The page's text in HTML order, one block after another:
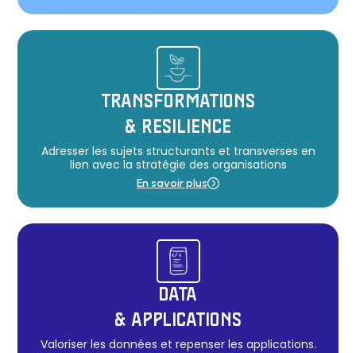
TRANSFORMATIONS
& RESILIENCE
Adresser les sujets structurants et transverses en
lien avec la stratégie des organisations​
En savoir plus
DATA
& APPLICATIONS
Valoriser les données et repenser les applications.